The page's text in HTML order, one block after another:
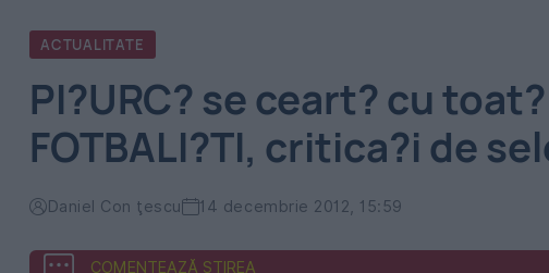
ACTUALITATE
PI?URC? se ceart? cu
FOTBALI?TI, critica?i de
Daniel Con ţescu 14 decembrie 2012, 15:59
COMENTEAZĂ ȘTIREA